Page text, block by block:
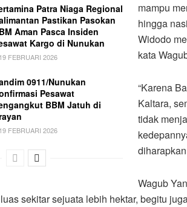
Patra Niaga Regional
Pastikan Pasokan
Aman Pasca Insiden
Kargo di Nunukan
19 FEBRUARI 2026
0911/Nunukan
Pesawat
BBM Jatuh di
19 FEBRUARI 2026
mampu
hingga
Widodo
kata
“Karena
Kaltara,
tidak
Wagub
sekitar sejuata lebih hektar, begitu